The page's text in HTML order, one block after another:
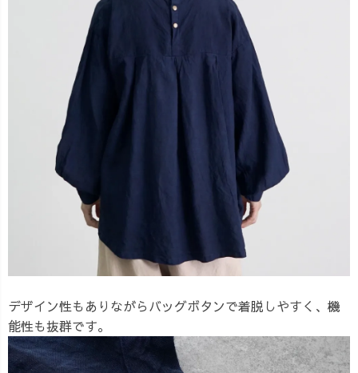
デザイン性もありながらバッグボタンで着脱しやすく、機
能性も抜群です。